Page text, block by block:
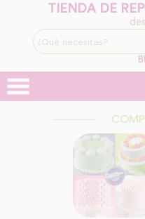
TIENDA DE
Legitimación:
Destinatarios: